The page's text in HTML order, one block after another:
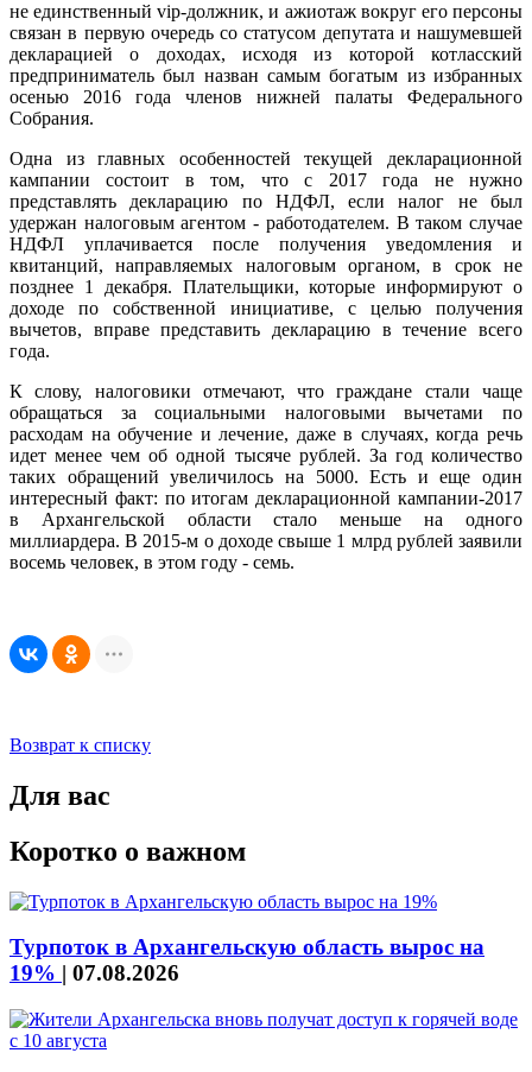
не единственный vip-должник, и ажиотаж вокруг его персоны
связан в первую очередь со статусом депутата и нашумевшей
декларацией о доходах, исходя из которой котласский
предприниматель был назван самым богатым из избранных
осенью 2016 года членов нижней палаты Федерального
Собрания.
Одна из главных особенностей текущей декларационной
кампании состоит в том, что с 2017 года не нужно
представлять декларацию по НДФЛ, если налог не был
удержан налоговым агентом - работодателем. В таком случае
НДФЛ уплачивается после получения уведомления и
квитанций, направляемых налоговым органом, в срок не
позднее 1 декабря. Плательщики, которые информируют о
доходе по собственной инициативе, с целью получения
вычетов, вправе представить декларацию в течение всего
года.
К слову, налоговики отмечают, что граждане стали чаще
обращаться за социальными налоговыми вычетами по
расходам на обучение и лечение, даже в случаях, когда речь
идет менее чем об одной тысяче рублей. За год количество
таких обращений увеличилось на 5000. Есть и еще один
интересный факт: по итогам декларационной кампании-2017
в Архангельской области стало меньше на одного
миллиардера. В 2015-м о доходе свыше 1 млрд рублей заявили
восемь человек, в этом году - семь.
Возврат к списку
Для вас
Коротко о важном
Турпоток в Архангельскую область вырос на
19% | 07.08.2026